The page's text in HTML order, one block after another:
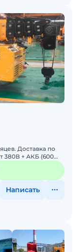
Доставка по
380В + АКБ (600
ст
Написать